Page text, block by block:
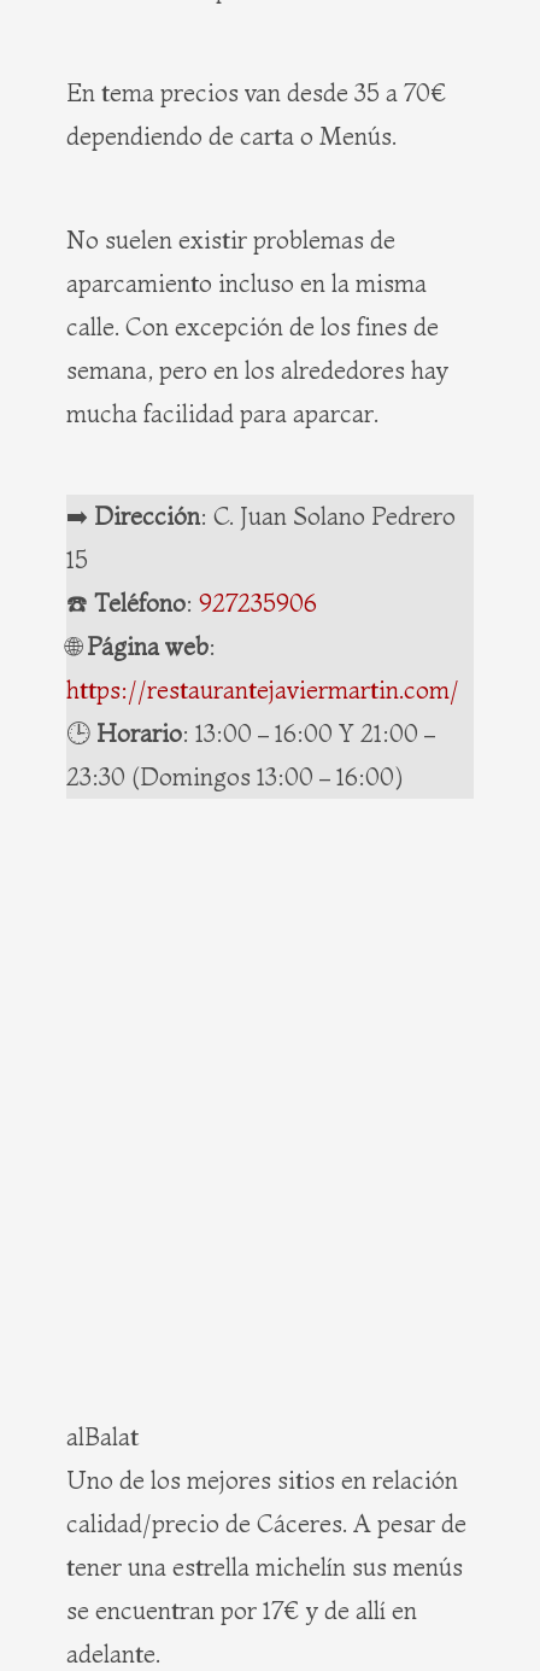
En tema precios van desde 35 a 70€
dependiendo de carta o Menús.
No suelen existir problemas de
aparcamiento incluso en la misma
calle. Con excepción de los fines de
semana, pero en los alrededores hay
mucha facilidad para aparcar.
➡️ Dirección: C. Juan Solano Pedrero
15
☎️ Teléfono: 927235906
🌐Página web:
https://restaurantejaviermartin.com/
🕒 Horario: 13:00 – 16:00 Y 21:00 –
23:30 (Domingos 13:00 – 16:00)
alBalat
Uno de los mejores sitios en relación
calidad/precio de Cáceres. A pesar de
tener una estrella michelín sus menús
se encuentran por 17€ y de allí en
adelante.